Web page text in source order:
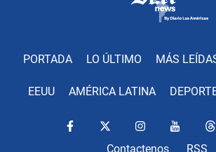
PORTADA LO ÚLTIMO MÁS
EEUU AMÉRICA LATINA
Contactenos RSS